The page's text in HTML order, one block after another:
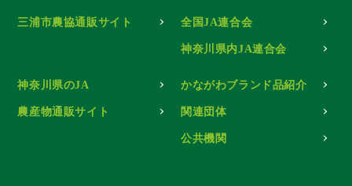
三浦市農協通販サイト 全国JA連合会
神奈川県内JA連合会
神奈川県のJA
農産物通販サイト
かながわブランド品紹介
関連団体
公共機関